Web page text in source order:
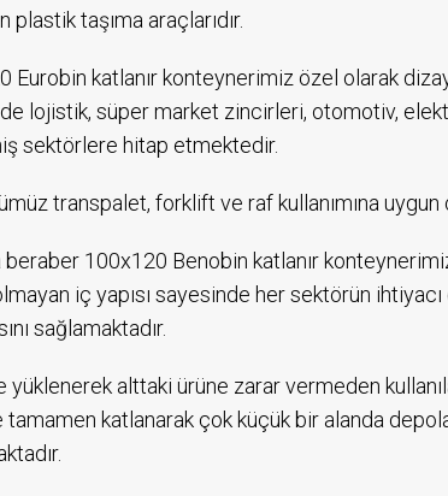
plastik taşıma araçlarıdır.
Eurobin katlanır konteynerimiz özel olarak
lojistik, süper market zincirleri, otomotiv,
sektörlere hitap etmektedir.
transpalet, forklift ve raf kullanımına
beraber 100x120 Benobin katlanır
iç yapısı sayesinde her sektörün
sağlamaktadır.
yüklenerek alttaki ürüne zarar vermeden
tamamen katlanarak çok küçük bir alanda